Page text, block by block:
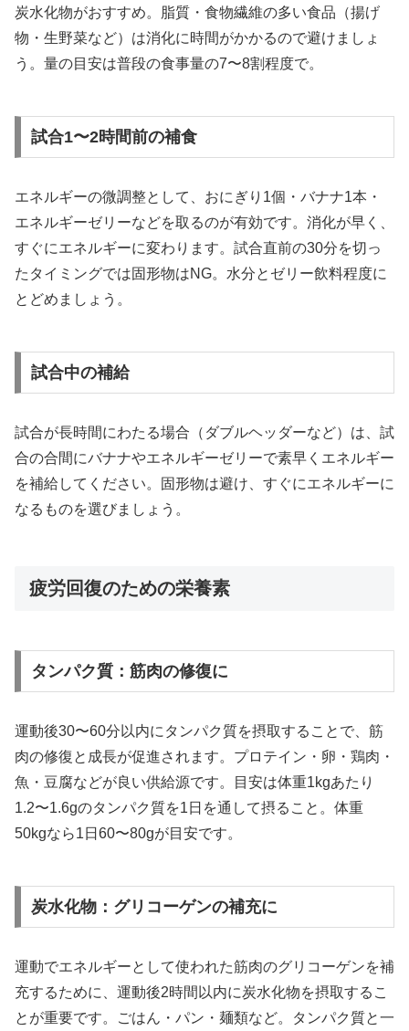
炭水化物がおすすめ。脂質・食物繊維の多い食品（揚げ
物・生野菜など）は消化に時間がかかるので避けましょ
う。量の目安は普段の食事量の7〜8割程度で。
試合1〜2時間前の補食
エネルギーの微調整として、おにぎり1個・バナナ1本・
エネルギーゼリーなどを取るのが有効です。消化が早く、
すぐにエネルギーに変わります。試合直前の30分を切っ
たタイミングでは固形物はNG。水分とゼリー飲料程度に
とどめましょう。
試合中の補給
試合が長時間にわたる場合（ダブルヘッダーなど）は、試
合の合間にバナナやエネルギーゼリーで素早くエネルギー
を補給してください。固形物は避け、すぐにエネルギーに
なるものを選びましょう。
疲労回復のための栄養素
タンパク質：筋肉の修復に
運動後30〜60分以内にタンパク質を摂取することで、筋
肉の修復と成長が促進されます。プロテイン・卵・鶏肉・
魚・豆腐などが良い供給源です。目安は体重1kgあたり
1.2〜1.6gのタンパク質を1日を通して摂ること。体重
50kgなら1日60〜80gが目安です。
炭水化物：グリコーゲンの補充に
運動でエネルギーとして使われた筋肉のグリコーゲンを補
充するために、運動後2時間以内に炭水化物を摂取するこ
とが重要です。ごはん・パン・麺類など。タンパク質と一